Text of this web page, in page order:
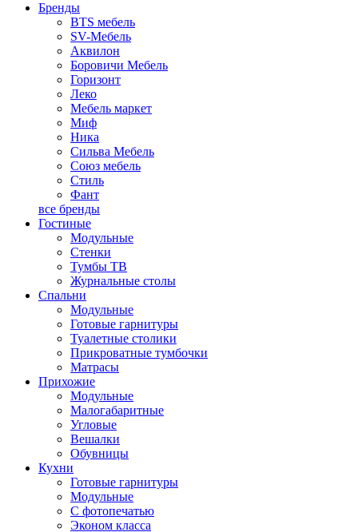
Бренды
BTS мебель
SV-Мебель
Аквилон
Боровичи Мебель
Горизонт
Леко
Мебель маркет
Миф
Ника
Сильва Мебель
Союз мебель
Стиль
Фант
все бренды
Гостиные
Модульные
Стенки
Тумбы ТВ
Журнальные столы
Спальни
Модульные
Готовые гарнитуры
Туалетные столики
Прикроватные тумбочки
Матрасы
Прихожие
Модульные
Малогабаритные
Угловые
Вешалки
Обувницы
Кухни
Готовые гарнитуры
Модульные
С фотопечатью
Эконом класса